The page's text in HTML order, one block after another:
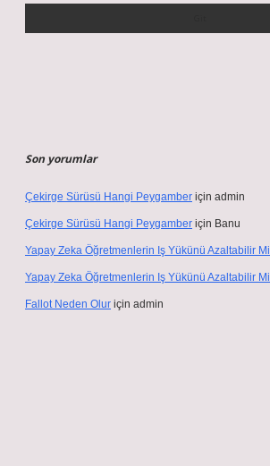
Son yorumlar
Çekirge Sürüsü Hangi Peygamber için admin
Çekirge Sürüsü Hangi Peygamber için Banu
Yapay Zeka Öğretmenlerin Iş Yükünü Azaltabilir Mi
Yapay Zeka Öğretmenlerin Iş Yükünü Azaltabilir Mi
Fallot Neden Olur için admin